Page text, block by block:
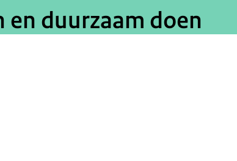
en duurzaam doen